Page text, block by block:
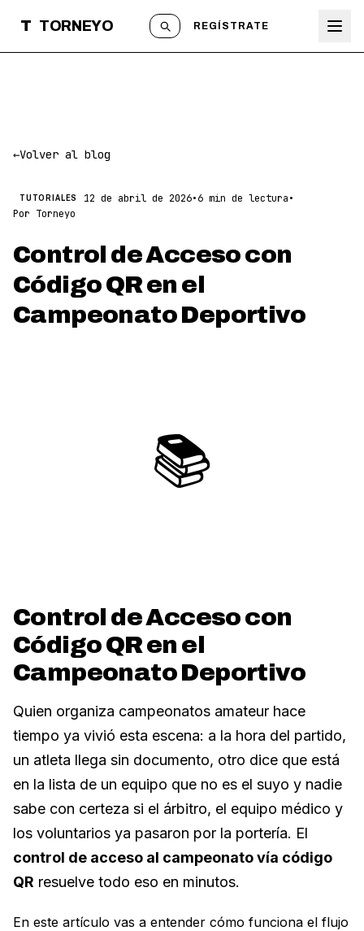
T TORNEYO REGÍSTRATE
←Volver al blog
TUTORIALES 12 de abril de 2026•6 min de lectura•
Por Torneyo
Control de Acceso con
Código QR en el
Campeonato Deportivo
📚
Control de Acceso con
Código QR en el
Campeonato Deportivo
Quien organiza campeonatos amateur hace
tiempo ya vivió esta escena: a la hora del partido,
un atleta llega sin documento, otro dice que está
en la lista de un equipo que no es el suyo y nadie
sabe con certeza si el árbitro, el equipo médico y
los voluntarios ya pasaron por la portería. El
control de acceso al campeonato vía código
QR resuelve todo eso en minutos.
En este artículo vas a entender cómo funciona el flujo